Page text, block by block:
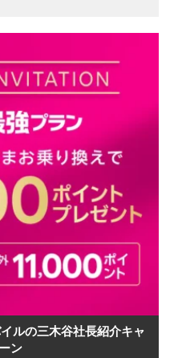
ルの三木谷社長紹介キャ
ン